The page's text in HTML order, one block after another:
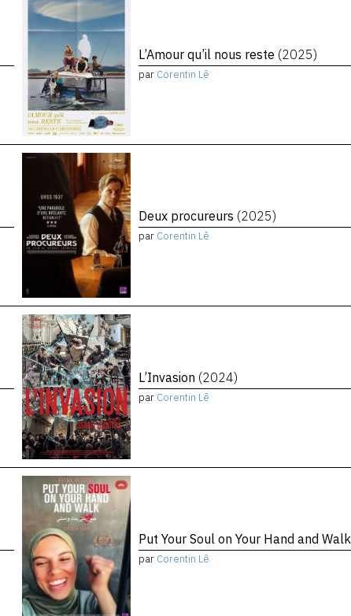
L’Amour qu’il nous reste (2025)
par Corentin Lê
Deux procureurs (2025)
par Corentin Lê
L’Invasion (2024)
par Corentin Lê
Put Your Soul on Your Hand and Walk
par Corentin Lê